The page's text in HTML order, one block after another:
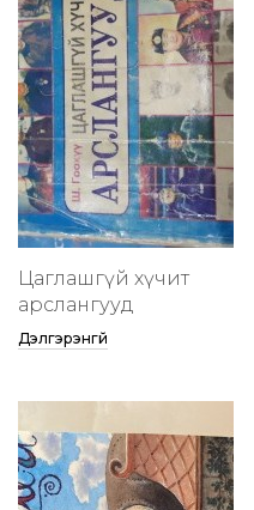
Цаглашгүй хүчит
арслангууд
Дэлгэрэнгүй